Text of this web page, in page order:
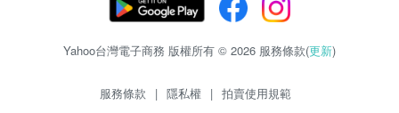
Yahoo台灣電子商務 版權所有 © 2026 服務條款(更新)
服務條款 | 隱私權 | 拍賣使用規範